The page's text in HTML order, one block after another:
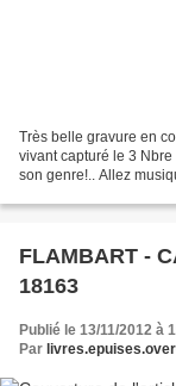
Très belle gravure en
vivant capturé le 3
son genre!.. Allez
FLAMBART -
18163
Publié le 13/11/2012 à
Par